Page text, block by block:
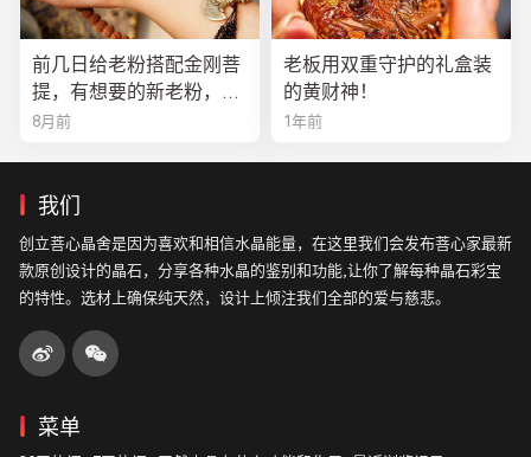
前几日给老粉搭配金刚菩
提，有想要的新老粉，都
可以来排队
8月前
老板用双重守护的礼盒装
的黄财神！
1年前
我们
创立菩心晶舍是因为喜欢和相信水晶能量，在这里我们会发布菩心家最新
款原创设计的晶石，分享各种水晶的鉴别和功能,让你了解每种晶石彩宝
的特性。选材上确保纯天然，设计上倾注我们全部的爱与慈悲。
菜单